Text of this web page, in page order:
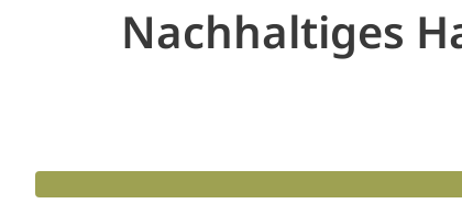
Nachhaltiges